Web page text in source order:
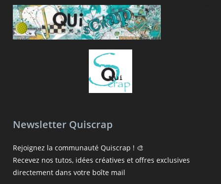
Newsletter Quiscrap
Rejoignez la communauté Quiscrap ! 🎨
Recevez nos tutos, idées créatives et offres exclusives
directement dans votre boîte mail